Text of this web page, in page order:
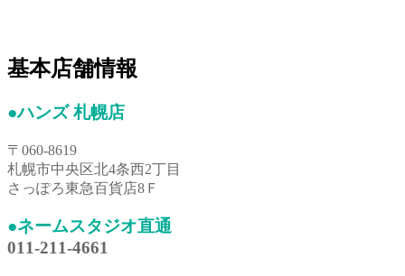
基本店舗情報
●ハンズ 札幌店
〒060-8619
札幌市中央区北4条西2丁目
さっぽろ東急百貨店8Ｆ
●ネームスタジオ直通
011-211-4661